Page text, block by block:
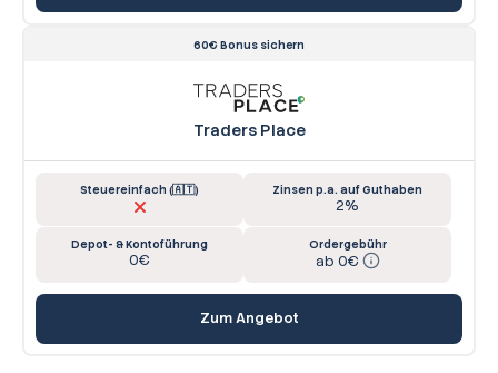
60€ Bonus sichern
Traders Place
Steuereinfach (🇦🇹) Zinsen p.a. auf Guthaben
2%
Depot- & Kontoführung
0€
Ordergebühr
ab 0€
Zum Angebot